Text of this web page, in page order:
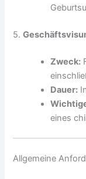
5.
Zweck:
Dauer:
eines
Allgemeine